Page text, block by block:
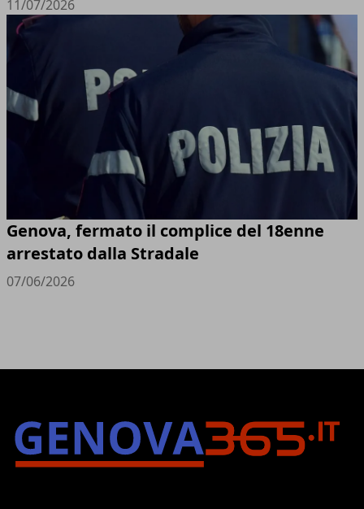
11/07/2026
Genova, fermato il complice del 18enne
arrestato dalla Stradale
07/06/2026